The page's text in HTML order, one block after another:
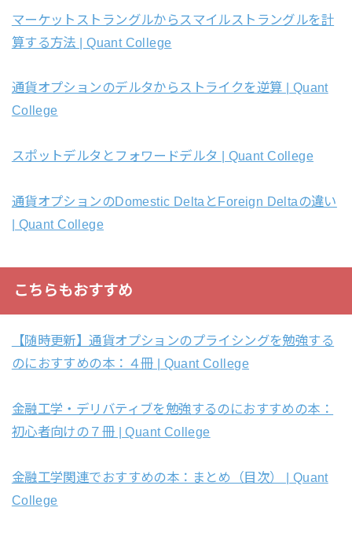
マーケットストラングルからスマイルストラングルを計
算する方法 | Quant College
通貨オプションのデルタからストライクを逆算 | Quant
College
スポットデルタとフォワードデルタ | Quant College
通貨オプションのDomestic DeltaとForeign Deltaの違い
| Quant College
こちらもおすすめ
【随時更新】通貨オプションのプライシングを勉強する
のにおすすめの本：４冊 | Quant College
金融工学・デリバティブを勉強するのにおすすめの本：
初心者向けの７冊 | Quant College
金融工学関連でおすすめの本：まとめ（目次） | Quant
College